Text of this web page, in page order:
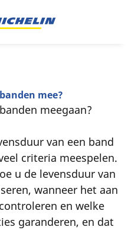
mee?
meegaan?
van een band
criteria meespelen.
u de levensduur van
wanneer het aan
en welke
garanderen, en dat